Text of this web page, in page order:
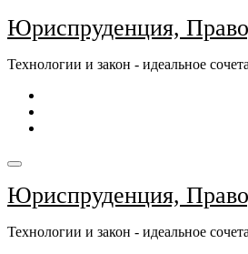
Перейти
к
Юриспруденция,
Технологии и закон - идеальное
Юриспруденция,
Технологии и закон - идеальное